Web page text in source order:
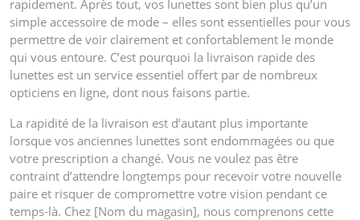
rapidement. Après tout, vos lunettes sont bien plus qu’un
simple accessoire de mode – elles sont essentielles pour vous
permettre de voir clairement et confortablement le monde
qui vous entoure. C’est pourquoi la livraison rapide des
lunettes est un service essentiel offert par de nombreux
opticiens en ligne, dont nous faisons partie.
La rapidité de la livraison est d’autant plus importante
lorsque vos anciennes lunettes sont endommagées ou que
votre prescription a changé. Vous ne voulez pas être
contraint d’attendre longtemps pour recevoir votre nouvelle
paire et risquer de compromettre votre vision pendant ce
temps-là. Chez [Nom du magasin], nous comprenons cette